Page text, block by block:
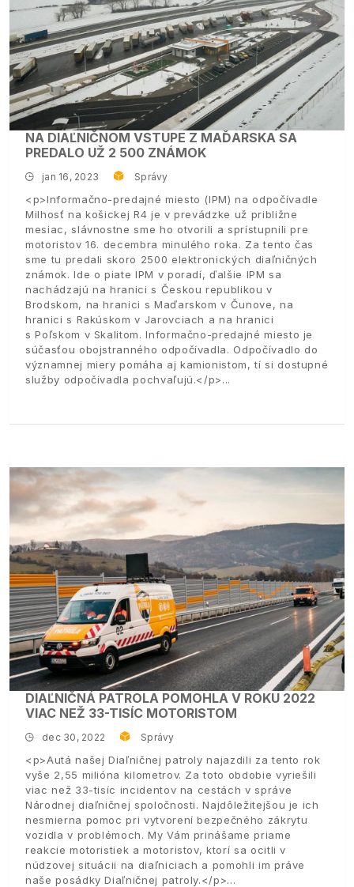
NA DIAĽNIČNOM VSTUPE Z MAĎARSKA SA
PREDALO UŽ 2 500 ZNÁMOK
jan 16, 2023 Správy
<p>Informačno-predajné miesto (IPM) na odpočívadle
Milhosť na košickej R4 je v prevádzke už približne
mesiac, slávnostne sme ho otvorili a sprístupnili pre
motoristov 16. decembra minulého roka. Za tento čas
sme tu predali skoro 2500 elektronických diaľničných
známok. Ide o piate IPM v poradí, ďalšie IPM sa
nachádzajú na hranici s Českou republikou v
Brodskom, na hranici s Maďarskom v Čunove, na
hranici s Rakúskom v Jarovciach a na hranici
s Poľskom v Skalitom. Informačno-predajné miesto je
súčasťou obojstranného odpočívadla. Odpočívadlo do
významnej miery pomáha aj kamionistom, tí si dostupné
služby odpočívadla pochvaľujú.</p>
DIAĽNIČNÁ PATROLA POMOHLA V ROKU 2022
VIAC NEŽ 33-TISÍC MOTORISTOM
dec 30, 2022 Správy
<p>Autá našej Diaľničnej patroly najazdili za tento rok
vyše 2,55 milióna kilometrov. Za toto obdobie vyriešili
viac než 33-tisíc incidentov na cestách v správe
Národnej diaľničnej spoločnosti. Najdôležitejšou je ich
nesmierna pomoc pri vytvorení bezpečného zákrytu
vozidla v problémoch. My Vám prinášame priame
reakcie motoristiek a motoristov, ktorí sa ocitli v
núdzovej situácii na diaľniciach a pomohli im práve
naše posádky Diaľničnej patroly.</p>